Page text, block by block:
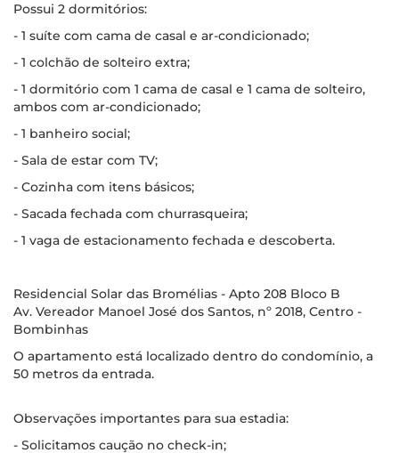
Possui 2 dormitórios:
- 1 suíte com cama de casal e ar-condicionado;
- 1 colchão de solteiro extra;
- 1 dormitório com 1 cama de casal e 1 cama de solteiro,
ambos com ar-condicionado;
- 1 banheiro social;
- Sala de estar com TV;
- Cozinha com itens básicos;
- Sacada fechada com churrasqueira;
- 1 vaga de estacionamento fechada e descoberta.
Residencial Solar das Bromélias - Apto 208 Bloco B
Av. Vereador Manoel José dos Santos, nº 2018, Centro -
Bombinhas
O apartamento está localizado dentro do condomínio, a
50 metros da entrada.
Observações importantes para sua estadia:
- Solicitamos caução no check-in;